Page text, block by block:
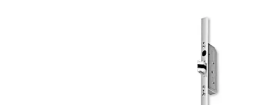
profilé, la béquille ou confortablement de manière
comme fermeture de secours et anti-panique pour les
portes d'issues de secours et pour les portes coupe-feu
et pare-fumée. Des kits de livraison spécifiques au
profilé minimisent les besoins de configuration et